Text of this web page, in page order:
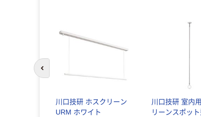
川口技研 ホスクリーン
URM ホワイト
川口技研 室内
リーンスポッ
前のスライドへ